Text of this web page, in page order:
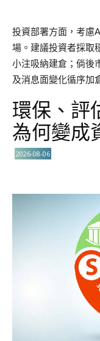
投資部署方面，考慮
場。建議投資者採取
小注吸納建倉；倘後
及消息面變化循序加
環保、評
為何變成
2026-08-06